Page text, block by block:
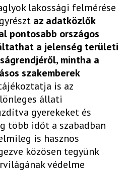
lakossági felmérése
az adatközlők
pontosabb országos
a jelenség területi
mintha a
szakemberek
is az
állati
gyerekeket és
több időt a szabadban
is hasznos
közösen tegyünk
védelme